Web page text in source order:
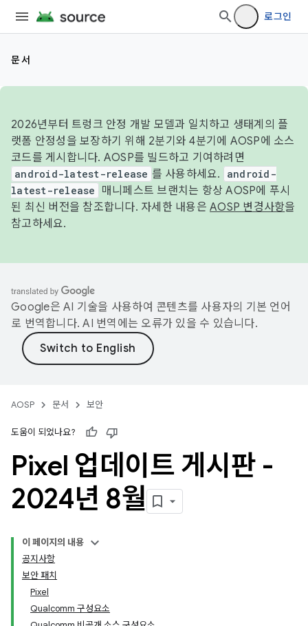
로그인
문서
2026년부터 트렁크 안정 개발 모델과 일치하고 생태계의 플
랫폼 안정성을 보장하기 위해 2분기와 4분기에 AOSP에 소스
코드를 게시합니다. AOSP를 빌드하고 기여하려면
android-latest-release 를 사용하세요.
android-
latest-release
매니페스트 브랜치는 항상 AOSP에 푸시
된 최신 버전을 참조합니다. 자세한 내용은 AOSP 변경사항을
참고하세요.
Google은 AI 기술을 사용하여 콘텐츠를 사용자의 기본 언어
로 번역합니다. AI 번역에는 오류가 있을 수 있습니다.
AOSP 문서 보안
도움이 되었나요?
Pixel 업데이트 게시판 -
2024년 8월
이 페이지의 내용
공지사항
보안 패치
Pixel
Qualcomm 구성요소